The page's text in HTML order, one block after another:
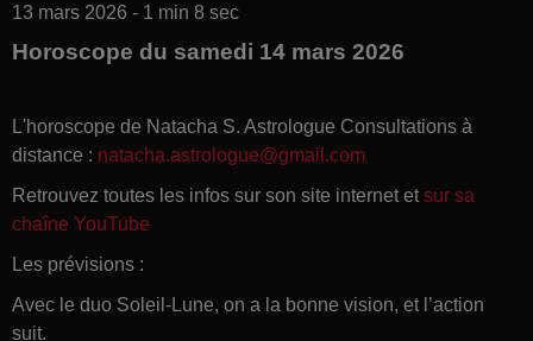
13 mars 2026 - 1 min 8 sec
Horoscope du samedi 14 mars 2026
L'horoscope de Natacha S. Astrologue Consultations à
distance : natacha.astrologue@gmail.com
Retrouvez toutes les infos sur son site internet et sur sa
chaîne YouTube
Les prévisions :
Avec le duo Soleil-Lune, on a la bonne vision, et l’action
suit.